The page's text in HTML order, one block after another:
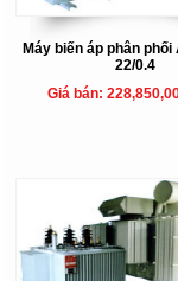
Máy biến áp phân phối
22/0.4
Giá bán: